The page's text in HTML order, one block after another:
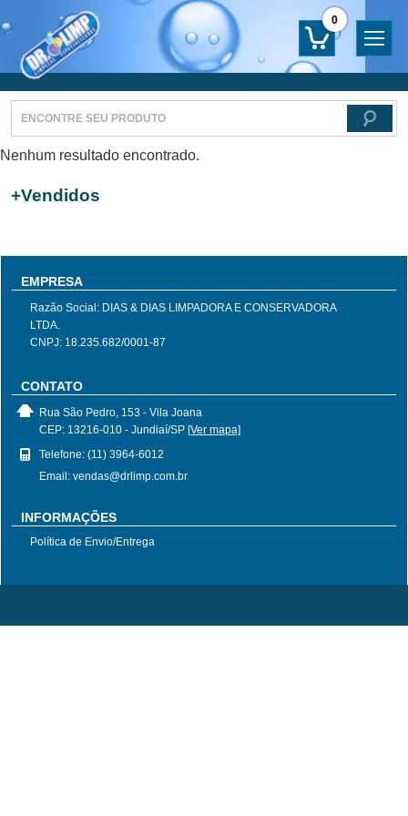
0
Nenhum resultado encontrado.
+Vendidos
EMPRESA
Razão Social: DIAS & DIAS LIMPADORA E CONSERVADORA
LTDA.
CNPJ: 18.235.682/0001-87
CONTATO
Rua São Pedro, 153 - Vila Joana
CEP: 13216-010 - Jundiaí/SP [Ver mapa]
Telefone: (11) 3964-6012
Email: vendas@drlimp.com.br
INFORMAÇÕES
Política de Envio/Entrega